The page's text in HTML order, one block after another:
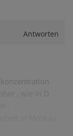
Antworten